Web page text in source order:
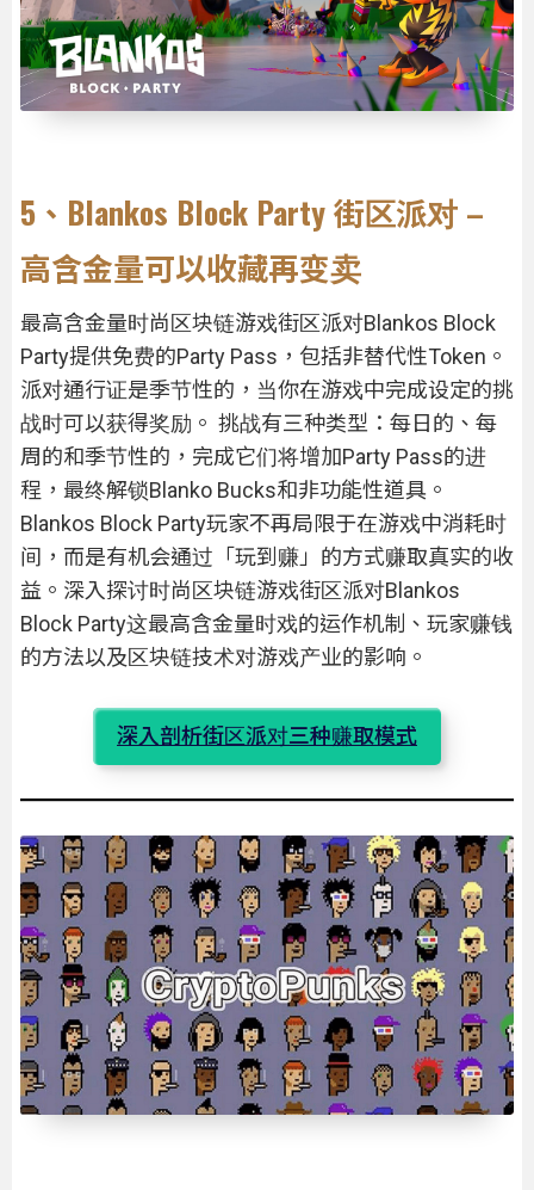
5、Blankos Block Party 街区派对 –
高含金量可以收藏再变卖
最高含金量时尚区块链游戏街区派对Blankos Block
Party提供免费的Party Pass，包括非替代性Token。
派对通行证是季节性的，当你在游戏中完成设定的挑
战时可以获得奖励。 挑战有三种类型：每日的、每
周的和季节性的，完成它们将增加Party Pass的进
程，最终解锁Blanko Bucks和非功能性道具。
Blankos Block Party玩家不再局限于在游戏中消耗时
间，而是有机会通过「玩到赚」的方式赚取真实的收
益。深入探讨时尚区块链游戏街区派对Blankos
Block Party这最高含金量时戏的运作机制、玩家赚钱
的方法以及区块链技术对游戏产业的影响。
深入剖析街区派对三种赚取模式